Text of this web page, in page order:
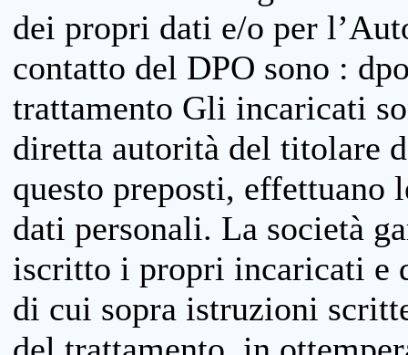
dei propri dati e/o per
contatto del DPO sono :
trattamento Gli incaricati
diretta autorità del titolare
questo preposti, effettuano
dati personali. La società
iscritto i propri incaricati e
di cui sopra istruzioni